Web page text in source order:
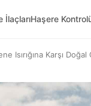
İlaçlarıHaşere
Isırığına Karşı